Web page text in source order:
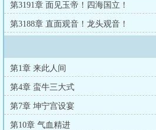
第3191章 面见玉帝！四海国立！
第3188章 直面观音！龙头观音！
第1章 来此人间
第4章 蛮牛三大式
第7章 坤宁宫设宴
第10章 气血精进